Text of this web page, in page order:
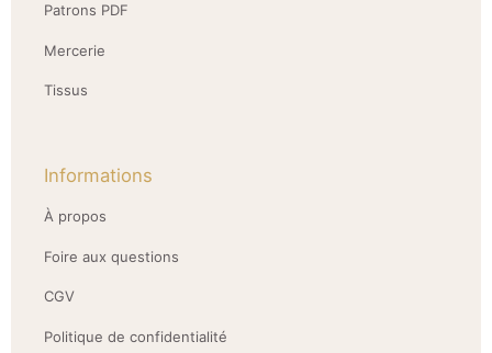
Patrons PDF
Mercerie
Tissus
Informations
À propos
Foire aux questions
CGV
Politique de confidentialité